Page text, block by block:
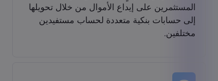
المستثمرين على إيداع الأموال من خلال تحويلها
إلى حسابات بنكية متعددة لحساب مستفيدين
مختلفين.